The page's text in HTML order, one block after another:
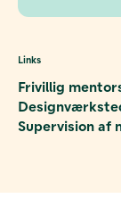
Links
Frivillig
Supervision af